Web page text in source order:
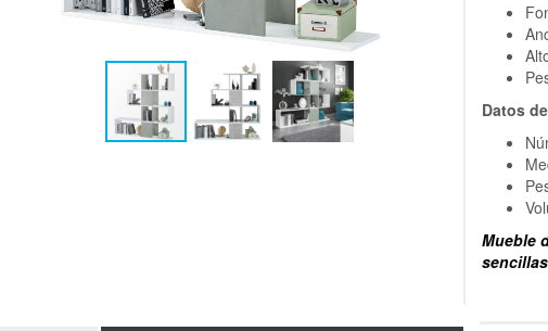
Datos
Mueble